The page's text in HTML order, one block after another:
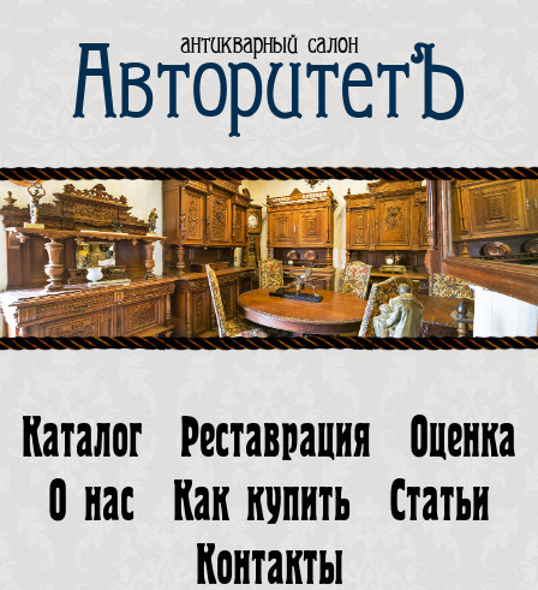
антикварный салон
АвторитетЪ
Каталог Реставрация
Оценка
О нас
Как купить
Статьи
Контакты